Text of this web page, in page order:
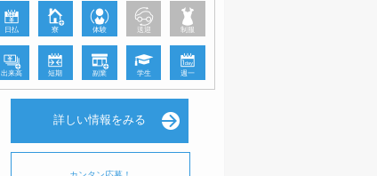
日払 寮 体験 送迎 制服
出来高 短期 副業 学生 週一
詳しい情報をみる